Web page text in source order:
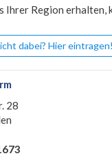
Ihrer Region erhalten,
dabei? Hier eintragen!
28